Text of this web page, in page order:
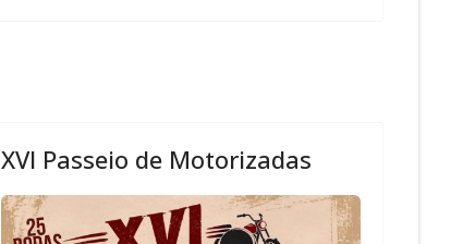
XVI Passeio de Motorizadas